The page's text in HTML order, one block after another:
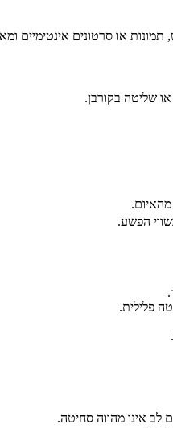
או סרטונים אינטימיים
שליטה בקורבן.
הפשע.
פלילית.
לב אינו מהווה סחיטה.